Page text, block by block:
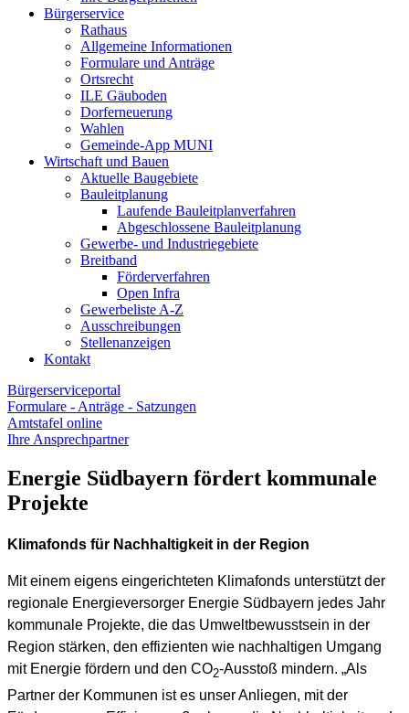
Bürgerservice
Rathaus
Allgemeine Informationen
Formulare und Anträge
Ortsrecht
ILE Gäuboden
Dorferneuerung
Wahlen
Gemeinde-App MUNI
Wirtschaft und Bauen
Aktuelle Baugebiete
Bauleitplanung
Laufende Bauleitplanverfahren
Abgeschlossene Bauleitplanung
Gewerbe- und Industriegebiete
Breitband
Förderverfahren
Open Infra
Gewerbeliste A-Z
Ausschreibungen
Stellenanzeigen
Kontakt
Bürgerserviceportal
Formulare - Anträge - Satzungen
Amtstafel online
Ihre Ansprechpartner
Energie Südbayern fördert kommunale
Projekte
Klimafonds für Nachhaltigkeit in der Region
Mit einem eigens eingerichteten Klimafonds unterstützt der
regionale Energieversorger Energie Südbayern jedes Jahr
kommunale Projekte, die das Umweltbewusstsein in der
Region stärken, den effizienten wie nachhaltigen Umgang
mit Energie fördern und den CO2-Ausstoß mindern. „Als
Partner der Kommunen ist es unser Anliegen, mit der